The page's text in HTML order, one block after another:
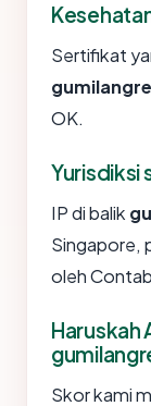
Sertifikat
OK.
Yurisdiksi
IP di balik
Singapore,
oleh
Haruskah
Skor kami